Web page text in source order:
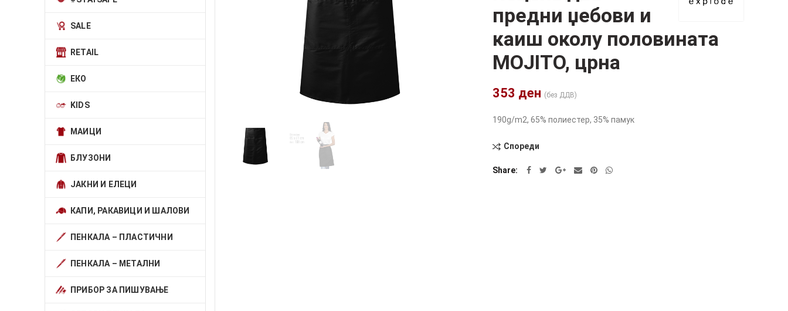
предни џебови и
каиш околу половината
MOJITO, црна
353 ден (без ДДВ)
190g/m2, 65% полиестер, 35% памук
Спореди
Share
SALE
RETAIL
ЕКО
KIDS
МАИЦИ
БЛУЗОНИ
ЈАКНИ И ЕЛЕЦИ
КАПИ, РАКАВИЦИ И ШАЛОВИ
ПЕНКАЛА – ПЛАСТИЧНИ
ПЕНКАЛА – МЕТАЛНИ
ПРИБОР ЗА ПИШУВАЊЕ